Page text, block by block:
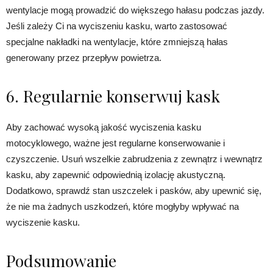
wentylacje mogą prowadzić do większego hałasu podczas jazdy.
Jeśli zależy Ci na wyciszeniu kasku, warto zastosować
specjalne nakładki na wentylacje, które zmniejszą hałas
generowany przez przepływ powietrza.
6. Regularnie konserwuj kask
Aby zachować wysoką jakość wyciszenia kasku
motocyklowego, ważne jest regularne konserwowanie i
czyszczenie. Usuń wszelkie zabrudzenia z zewnątrz i wewnątrz
kasku, aby zapewnić odpowiednią izolację akustyczną.
Dodatkowo, sprawdź stan uszczelek i pasków, aby upewnić się,
że nie ma żadnych uszkodzeń, które mogłyby wpływać na
wyciszenie kasku.
Podsumowanie